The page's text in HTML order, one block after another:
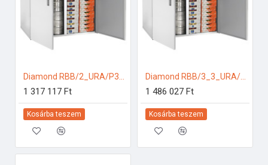
1 317 117 Ft
Kosárba teszem
Diamond RBB/3_3_URA/P3-R2 Ipari hűtőkamra
1 486 027 Ft
Kosárba teszem